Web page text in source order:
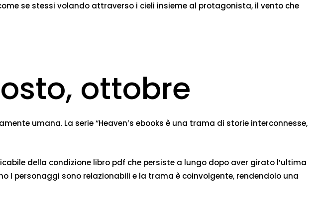
se stessi volando attraverso i cieli insieme al protagonista, il vento che
ottobre
umana. La serie “Heaven’s ebooks è una trama di storie interconnesse,
della condizione libro pdf che persiste a lungo dopo aver girato l’ultima
I personaggi sono relazionabili e la trama è coinvolgente, rendendolo una